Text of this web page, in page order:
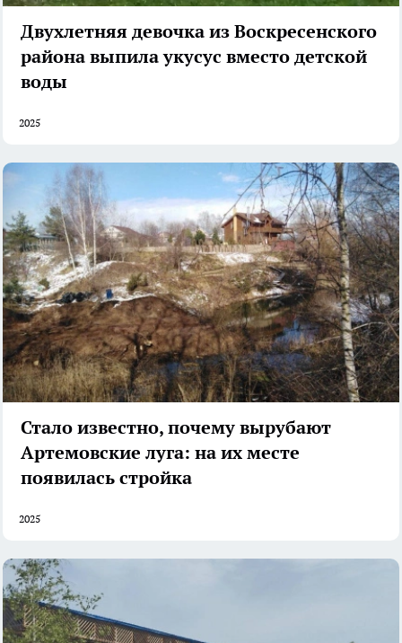
Двухлетняя девочка из Воскресенского
района выпила укусус вместо детской
воды
2025
Стало известно, почему вырубают
Артемовские луга: на их месте
появилась стройка
2025